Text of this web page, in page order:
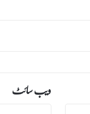
ویب‌ سائٹ